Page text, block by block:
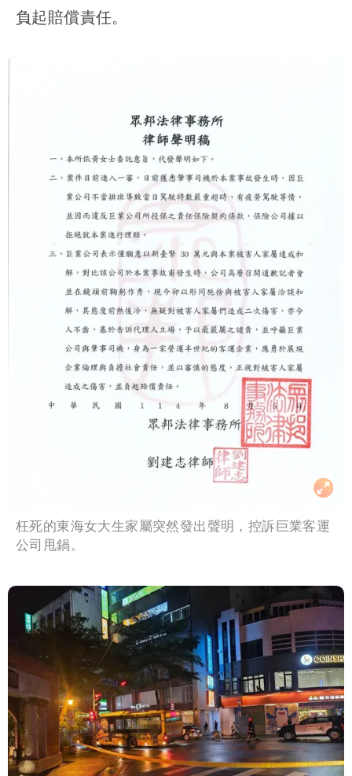
負起賠償責任。
枉死的東海女大生家屬突然發出聲明，控訴巨業客運
公司甩鍋。